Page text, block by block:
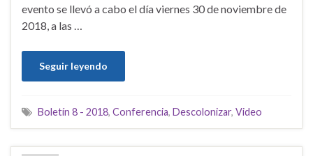
evento se llevó a cabo el día viernes 30 de noviembre de
2018, a las …
Seguir leyendo
Boletín 8 - 2018, Conferencia, Descolonizar, Video